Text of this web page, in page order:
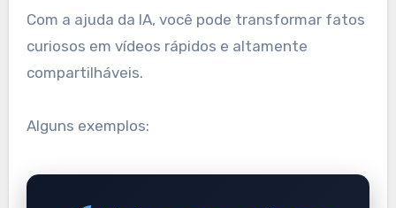
Com a ajuda da IA, você pode transformar fatos
curiosos em vídeos rápidos e altamente
compartilháveis.
Alguns exemplos: